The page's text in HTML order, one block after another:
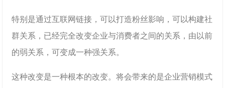
特别是通过互联网链接，可以打造粉丝影响，可以构建社
群关系，已经完全改变企业与消费者之间的关系，由以前
的弱关系，可变成一种强关系。
这种改变是一种根本的改变。将会带来的是企业营销模式